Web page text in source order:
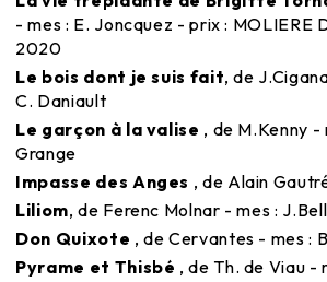
- mes : E. Joncquez - prix : MOLIERE
2020
Le bois dont je suis fait, de
C. Daniault
Le garçon à la valise , de M.Kenny -
Grange
Impasse des Anges , de Alain
Liliom, de Ferenc Molnar - mes :
Don Quixote , de Cervantes - mes :
Pyrame et Thisbé , de Th. de Viau -